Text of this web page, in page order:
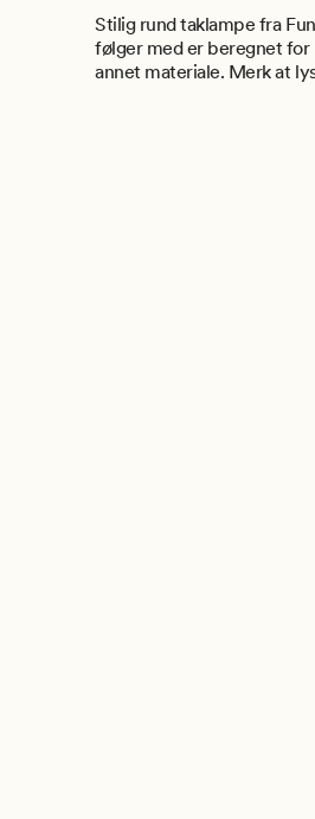
Stilig rund taklampe fra
følger med er beregnet for
annet materiale. Merk at